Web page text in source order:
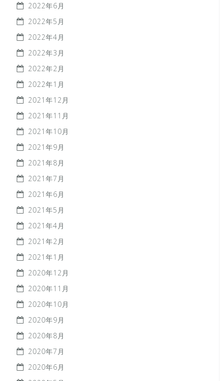
2022年6月
2022年5月
2022年4月
2022年3月
2022年2月
2022年1月
2021年12月
2021年11月
2021年10月
2021年9月
2021年8月
2021年7月
2021年6月
2021年5月
2021年4月
2021年2月
2021年1月
2020年12月
2020年11月
2020年10月
2020年9月
2020年8月
2020年7月
2020年6月